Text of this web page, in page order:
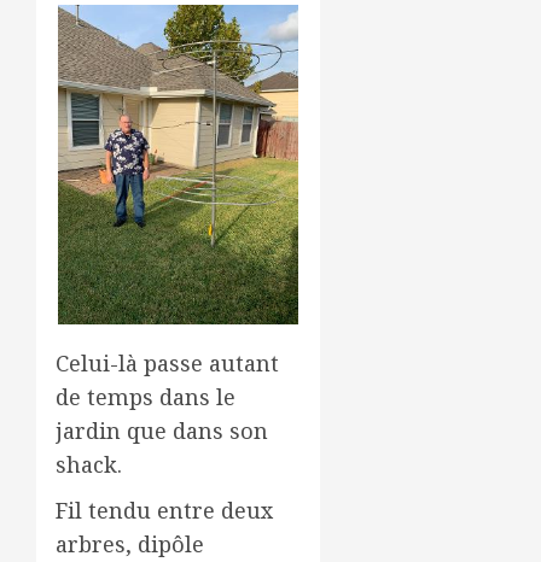
Celui-là passe autant
de temps dans le
jardin que dans son
shack.
Fil tendu entre deux
arbres, dipôle